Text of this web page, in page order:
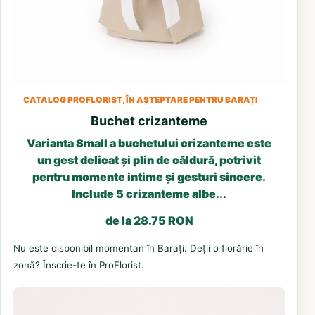
CATALOG PROFLORIST, ÎN AȘTEPTARE PENTRU BARAȚI
Buchet crizanteme
Varianta Small a buchetului crizanteme este
un gest delicat și plin de căldură, potrivit
pentru momente intime și gesturi sincere.
Include 5 crizanteme albe...
de la 28.75 RON
Nu este disponibil momentan în Barați. Deții o florărie în
zonă? Înscrie-te în ProFlorist.